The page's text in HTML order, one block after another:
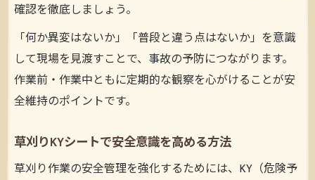
確認を徹底しましょう。
「何か異変はないか」「普段と違う点はないか」を意識
して現場を見渡すことで、事故の予防につながります。
作業前・作業中ともに定期的な観察を心がけることが安
全維持のポイントです。
草刈りKYシートで安全意識を高める方法
草刈り作業の安全管理を強化するためには、KY（危険予